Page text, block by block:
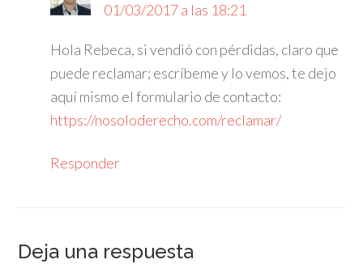
01/03/2017 a las 18:21
Hola Rebeca, si vendió con pérdidas, claro que
puede reclamar; escríbeme y lo vemos, te dejo
aquí mismo el formulario de contacto:
https://nosoloderecho.com/reclamar/
Responder
Deja una respuesta